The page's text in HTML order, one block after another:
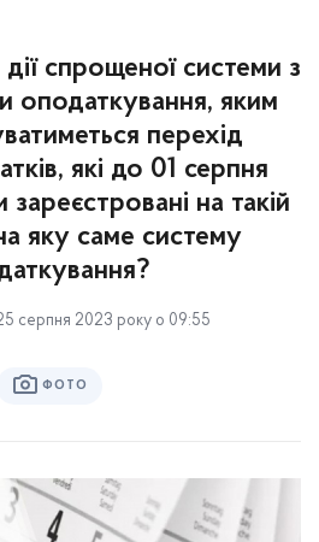
дії спрощеної системи з
оподаткування, яким
перехід
які до 01 серпня
на такій
яку саме систему
серпня 2023 року о 09:55
ФОТО